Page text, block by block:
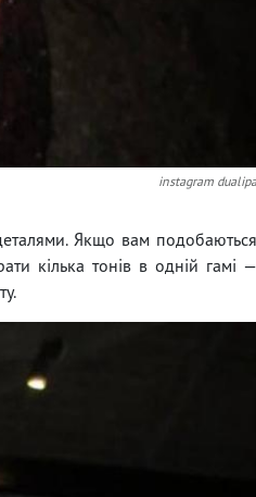
instagram dualipa
Якщо вам подобаються
кілька тонів в одній гамі —